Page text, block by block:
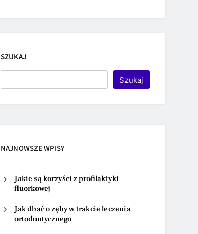
SZUKAJ
Szukaj
NAJNOWSZE WPISY
Jakie są korzyści z profilaktyki
fluorkowej
Jak dbać o zęby w trakcie leczenia
ortodontycznego